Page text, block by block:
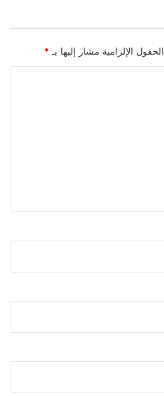
الحقول الإلزامية مشار إليها بـ *